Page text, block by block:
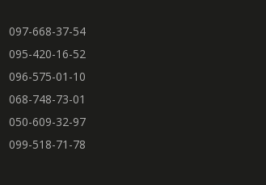
097-668-37-54
095-420-16-52
096-575-01-10
068-748-73-01
050-609-32-97
099-518-71-78